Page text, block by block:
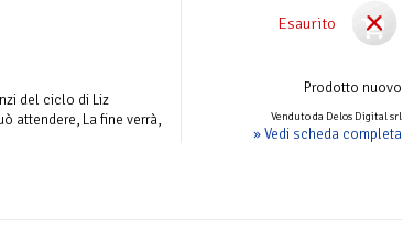
Esaurito
Prodotto nuovo
Venduto da Delos Digital srl
» Vedi scheda completa
del ciclo di Liz
attendere, La fine verrà,